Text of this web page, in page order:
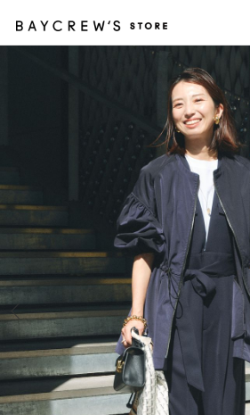
Prev